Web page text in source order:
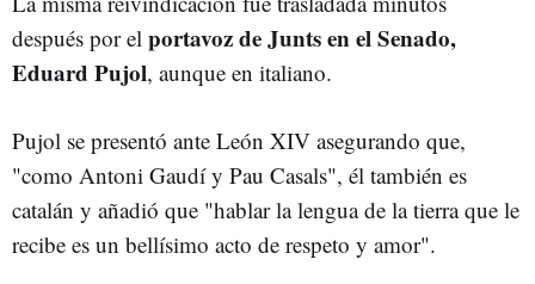
después por el portavoz de Junts en el Senado,
Eduard Pujol, aunque en italiano.
Pujol se presentó ante León XIV asegurando que,
"como Antoni Gaudí y Pau Casals", él también es
catalán y añadió que "hablar la lengua de la tierra que le
recibe es un bellísimo acto de respeto y amor".